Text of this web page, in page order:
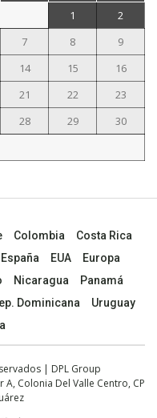
1
2
7 8
9
14 15
16
21 22
23
28 29
30
Colombia
Costa Rica
España EUA
Europa
Nicaragua
Panamá
Dominicana
Uruguay
| DPL Group
Colonia Del Valle Centro, CP